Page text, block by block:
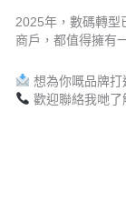
2025年，數碼轉型
商戶，都值得擁有
想為你嘅品牌打
歡迎聯絡我哋了